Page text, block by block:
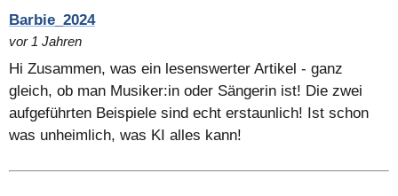
Barbie_2024
vor 1 Jahren
Hi Zusammen, was ein lesenswerter Artikel - ganz
gleich, ob man Musiker:in oder Sängerin ist! Die zwei
aufgeführten Beispiele sind echt erstaunlich! Ist schon
was unheimlich, was KI alles kann!